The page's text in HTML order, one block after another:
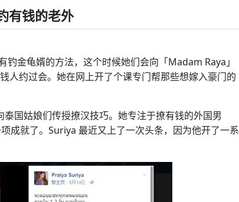
有钱的老外
金龟婿的方法，这个时候她们会向「Madam Raya」
人约过会。她在网上开了个课专门帮那些想嫁入豪门的
国姑娘们传授撩汉技巧。她专注于撩有钱的外国男
成就了。Suriya 最近又上了一次头条，因为他开了一系